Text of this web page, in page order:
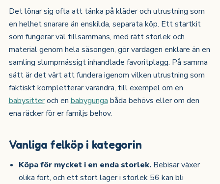
Det lönar sig ofta att tänka på kläder och utrustning som
en helhet snarare än enskilda, separata köp. Ett startkit
som fungerar väl tillsammans, med rätt storlek och
material genom hela säsongen, gör vardagen enklare än en
samling slumpmässigt inhandlade favoritplagg. På samma
sätt är det värt att fundera igenom vilken utrustning som
faktiskt kompletterar varandra, till exempel om en
babysitteroch en babygunga båda behövs eller om den
ena räcker för er familjs behov.
Vanliga felköp i kategorin
Köpa för mycket i en enda storlek. Bebisar växer
olika fort, och ett stort lager i storlek 56 kan bli